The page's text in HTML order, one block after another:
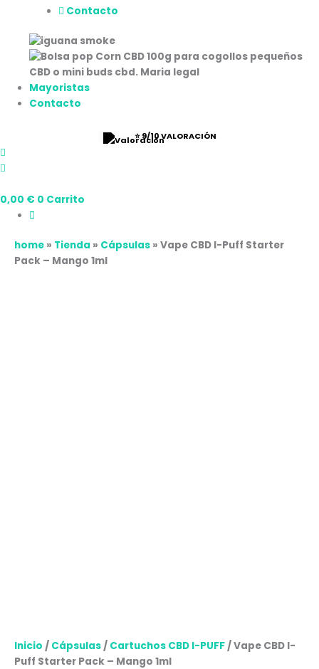
Contacto
Mayoristas
Contacto
⭐ 9/10 VALORACIÓN
0,00 € 0 Carrito
home » Tienda » Cápsulas » Vape CBD I-Puff Starter
Pack – Mango 1ml
Inicio / Cápsulas / Cartuchos CBD I-PUFF / Vape CBD I-
Puff Starter Pack – Mango 1ml